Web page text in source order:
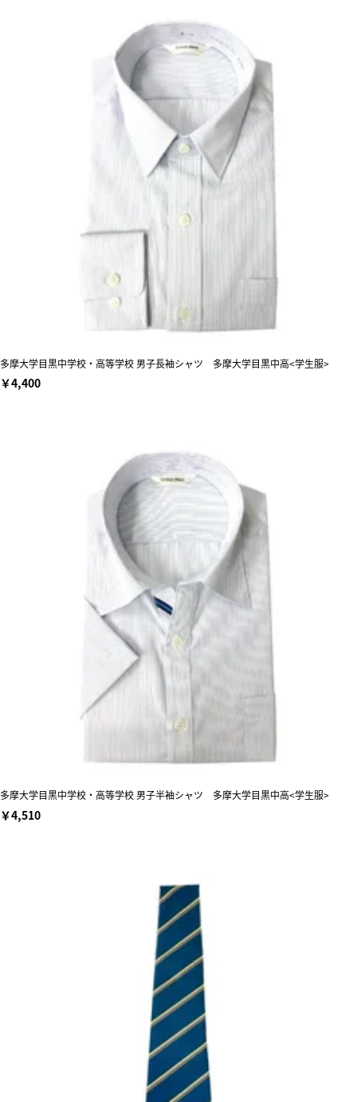
多摩大学目黒中学校・高等学校 男子長袖シャツ 多摩大学目黒中高<学生服>
￥4,400
多摩大学目黒中学校・高等学校 男子半袖シャツ 多摩大学目黒中高<学生服>
￥4,510